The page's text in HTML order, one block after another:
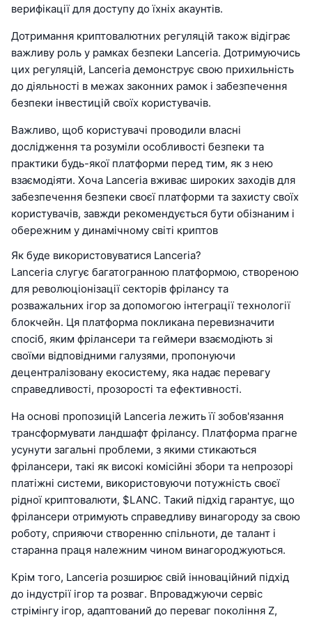
верифікації для доступу до їхніх акаунтів.
Дотримання криптовалютних регуляцій також відіграє
важливу роль у рамках безпеки Lanceria. Дотримуючись
цих регуляцій, Lanceria демонструє свою прихильність
до діяльності в межах законних рамок і забезпечення
безпеки інвестицій своїх користувачів.
Важливо, щоб користувачі проводили власні
дослідження та розуміли особливості безпеки та
практики будь-якої платформи перед тим, як з нею
взаємодіяти. Хоча Lanceria вживає широких заходів для
забезпечення безпеки своєї платформи та захисту своїх
користувачів, завжди рекомендується бути обізнаним і
обережним у динамічному світі криптов
Як буде використовуватися Lanceria?
Lanceria слугує багатогранною платформою, створеною
для революціонізації секторів фрілансу та
розважальних ігор за допомогою інтеграції технології
блокчейн. Ця платформа покликана перевизначити
спосіб, яким фрілансери та геймери взаємодіють зі
своїми відповідними галузями, пропонуючи
децентралізовану екосистему, яка надає перевагу
справедливості, прозорості та ефективності.
На основі пропозицій Lanceria лежить її зобов'язання
трансформувати ландшафт фрілансу. Платформа прагне
усунути загальні проблеми, з якими стикаються
фрілансери, такі як високі комісійні збори та непрозорі
платіжні системи, використовуючи потужність своєї
рідної криптовалюти, $LANC. Такий підхід гарантує, що
фрілансери отримують справедливу винагороду за свою
роботу, сприяючи створенню спільноти, де талант і
старанна праця належним чином винагороджуються.
Крім того, Lanceria розширює свій інноваційний підхід
до індустрії ігор та розваг. Впроваджуючи сервіс
стрімінгу ігор, адаптований до переваг покоління Z,